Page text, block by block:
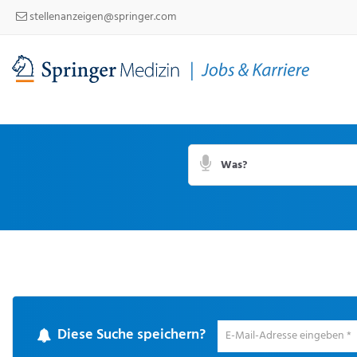
stellenanzeigen@springer.com
Suche
Suchbegriff
Diese Suche speichern?
Um